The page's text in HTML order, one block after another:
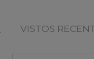
VISTOS